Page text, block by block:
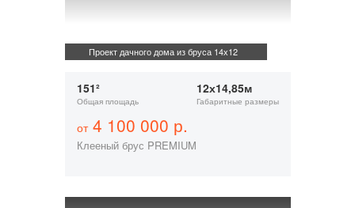
Проект дачного дома из бруса 14х12
151²
Общая площадь
12х14,85м
Габаритные размеры
от4 100 000 р.
Клееный брус PREMIUM